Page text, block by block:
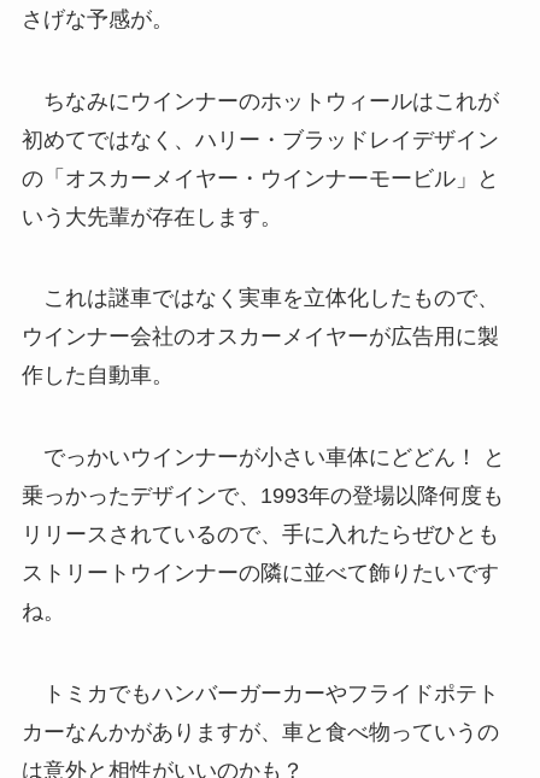
さげな予感が。
ちなみにウインナーのホットウィールはこれが
初めてではなく、ハリー・ブラッドレイデザイン
の「オスカーメイヤー・ウインナーモービル」と
いう大先輩が存在します。
これは謎車ではなく実車を立体化したもので、
ウインナー会社のオスカーメイヤーが広告用に製
作した自動車。
でっかいウインナーが小さい車体にどどん！ と
乗っかったデザインで、1993年の登場以降何度も
リリースされているので、手に入れたらぜひとも
ストリートウインナーの隣に並べて飾りたいです
ね。
トミカでもハンバーガーカーやフライドポテト
カーなんかがありますが、車と食べ物っていうの
は意外と相性がいいのかも？